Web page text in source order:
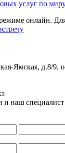
услуг по
онлайн.
Ямская, д.8/9,
и наш